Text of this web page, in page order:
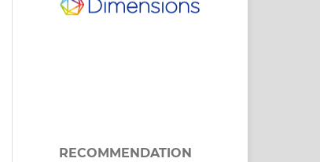
RECOMMENDATION